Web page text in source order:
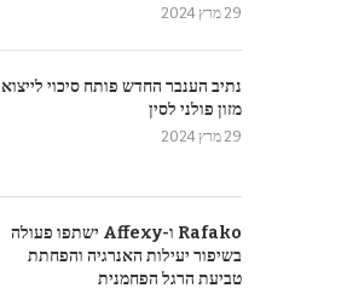
29 מרץ 2024
נתיב הענבר החדש פותח סיכוי לייצוא
מזון פולני לסין
29 מרץ 2024
Rafako ו-Affexy ישתפו פעולה
בשיפור יעילות האנרגיה והפחתת
טביעת הרגל הפחמנית